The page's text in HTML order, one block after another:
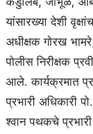
यांसारख्या देशी
अधीक्षक गोरख
पोलीस निरीक्षक
आले. कार्यक्रमात
प्रभारी अधिकारी
श्वान पथकचे